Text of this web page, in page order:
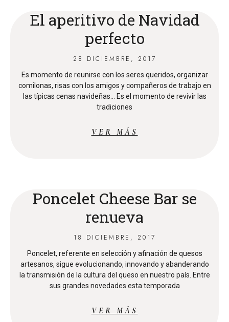
El aperitivo de Navidad
perfecto
28 DICIEMBRE, 2017
Es momento de reunirse con los seres queridos, organizar
comilonas, risas con los amigos y compañeros de trabajo en
las típicas cenas navideñas… Es el momento de revivir las
tradiciones
VER MÁS
Poncelet Cheese Bar se
renueva
18 DICIEMBRE, 2017
Poncelet, referente en selección y afinación de quesos
artesanos, sigue evolucionando, innovando y abanderando
la transmisión de la cultura del queso en nuestro país. Entre
sus grandes novedades esta temporada
VER MÁS